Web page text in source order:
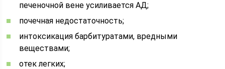
печеночной вене усиливается АД;
почечная недостаточность;
интоксикация барбитуратами, вредными
веществами;
отек легких;